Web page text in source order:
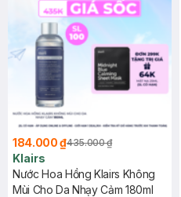
184.000 ₫435.000 ₫
Klairs
Nước Hoa Hồng Klairs Không
Mùi Cho Da Nhạy Cảm 180ml